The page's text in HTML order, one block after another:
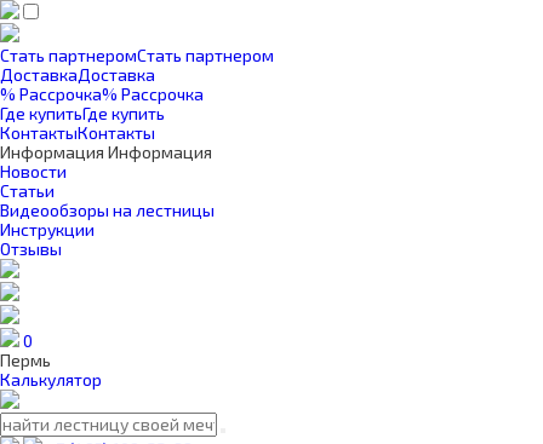
Стать партнеромСтать партнером
ДоставкаДоставка
% Рассрочка% Рассрочка
Где купитьГде купить
КонтактыКонтакты
Информация Информация
Новости
Статьи
Видеообзоры на лестницы
Инструкции
Отзывы
0
Пермь
Калькулятор